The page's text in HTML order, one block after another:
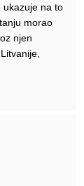
ukazuje na to
morao
njen